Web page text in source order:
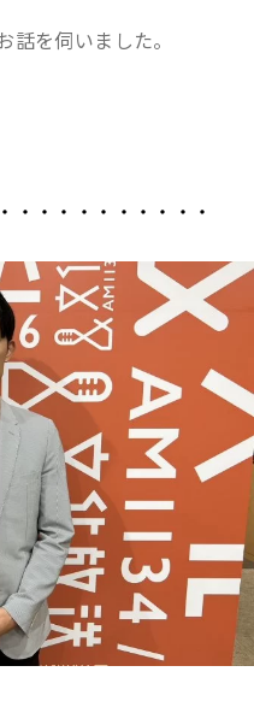
を伺いました。
・・・・・・・・・・